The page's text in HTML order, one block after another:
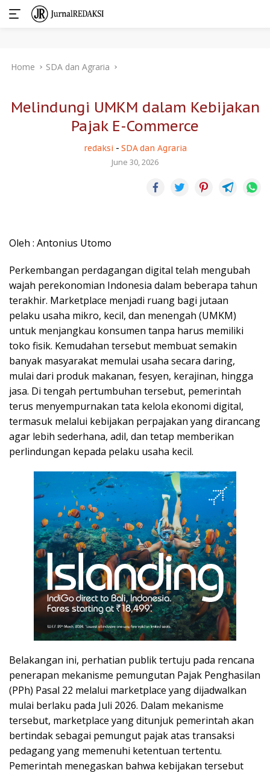
Home SDA dan Agraria
Melindungi UMKM dalam Kebijakan
Pajak E-Commerce
redaksi - SDA dan Agraria
June 30, 2026
Oleh : Antonius Utomo
Perkembangan perdagangan digital telah mengubah
wajah perekonomian Indonesia dalam beberapa tahun
terakhir. Marketplace menjadi ruang bagi jutaan
pelaku usaha mikro, kecil, dan menengah (UMKM)
untuk menjangkau konsumen tanpa harus memiliki
toko fisik. Kemudahan tersebut membuat semakin
banyak masyarakat memulai usaha secara daring,
mulai dari produk makanan, fesyen, kerajinan, hingga
jasa. Di tengah pertumbuhan tersebut, pemerintah
terus menyempurnakan tata kelola ekonomi digital,
termasuk melalui kebijakan perpajakan yang dirancang
agar lebih sederhana, adil, dan tetap memberikan
perlindungan kepada pelaku usaha kecil.
Belakangan ini, perhatian publik tertuju pada rencana
penerapan mekanisme pemungutan Pajak Penghasilan
(PPh) Pasal 22 melalui marketplace yang dijadwalkan
mulai berlaku pada Juli 2026. Dalam mekanisme
tersebut, marketplace yang ditunjuk pemerintah akan
bertindak sebagai pemungut pajak atas transaksi
pedagang yang memenuhi ketentuan tertentu.
Pemerintah menegaskan bahwa kebijakan tersebut